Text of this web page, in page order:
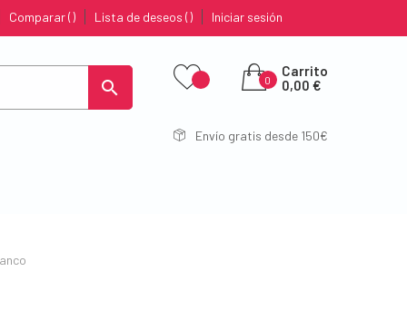
Iniciar sesión
Lista de deseos
Comparar
 0
Carrito
0,00 €
Envío gratis desde 150€